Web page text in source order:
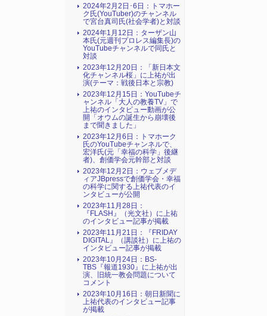
2024年2月2日･6日：トマホー
ク氏(YouTuber)のチャンネル
で宮台真司氏(社会学者)と対談
2024年1月12日：ターザン山
本氏(元週刊プロレス編集長)の
YouTubeチャンネルで同氏と
対談
2023年12月20日：「新日本文
化チャンネル桜」に上祐が出
演(テーマ：戦後日本と宗教)
2023年12月15日：YouTubeチ
ャンネル「大人の教養TV」で
上祐のインタビュー動画が公
開「オウムの誕生から崩壊後
まで聞きました」
2023年12月6日：トマホーク
氏のYouTubeチャンネルで、
宏洋氏(元「幸福の科学」後継
者)、創価学会元幹部と対談
2023年12月2日：ウェブメデ
ィアJBpressで創価学会・幸福
の科学に関する上祐代表のイ
ンタビューが公開
2023年11月28日：
『FLASH』（光文社）に上祐
のインタビュー記事が掲載
2023年11月21日：『FRIDAY
DIGITAL』（講談社）に上祐の
インタビュー記事が掲載
2023年10月24日：BS-
TBS『報道1930』に上祐が出
演、旧統一教会問題について
コメント
2023年10月16日：朝日新聞に
上祐代表のインタビュー記事
が掲載